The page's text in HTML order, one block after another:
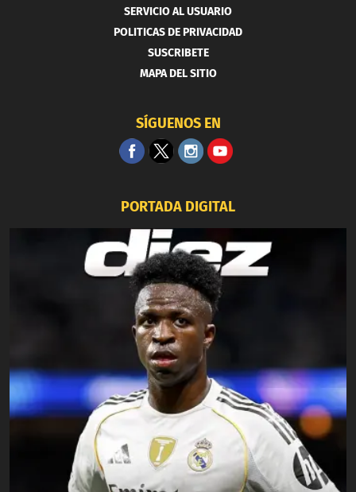
SERVICIO AL USUARIO
POLITICAS DE PRIVACIDAD
SUSCRIBETE
MAPA DEL SITIO
SÍGUENOS EN
PORTADA DIGITAL